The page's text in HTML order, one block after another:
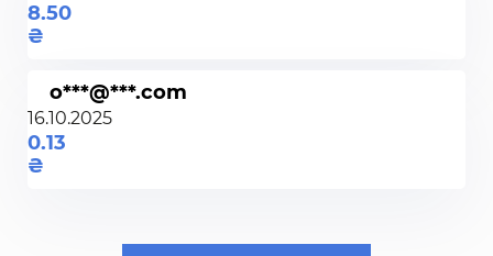
8.50
o***@***.com
16.10.2025
0.13